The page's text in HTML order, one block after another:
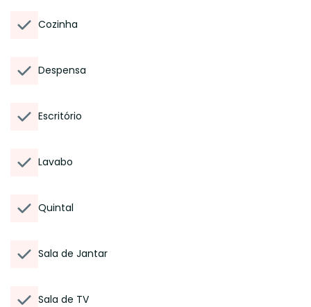
Cozinha
Despensa
Escritório
Lavabo
Quintal
Sala de Jantar
Sala de TV